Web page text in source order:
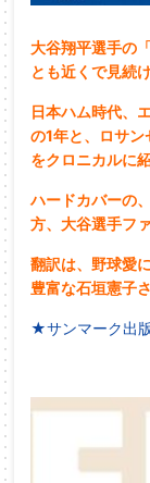
大谷翔平選手の
とも近くで見続
日本ハム時代、
の1年と、ロサ
をクロニカルに
ハードカバーの
方、大谷選手フ
翻訳は、野球愛
豊富な石垣憲子
★サンマーク出